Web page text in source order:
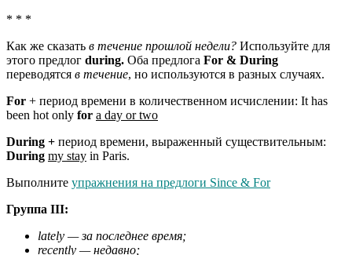
* * *
Как же сказать в течение прошлой недели? Используйте для
этого предлог during. Оба предлога For & During
переводятся в течение, но используются в разных случаях.
For + период времени в количественном исчислении: It has
been hot only for a day or two
During + период времени, выраженный существительным:
During my stay in Paris.
Выполните упражнения на предлоги Since & For
Группа III:
lately — за последнее время;
recently — недавно;